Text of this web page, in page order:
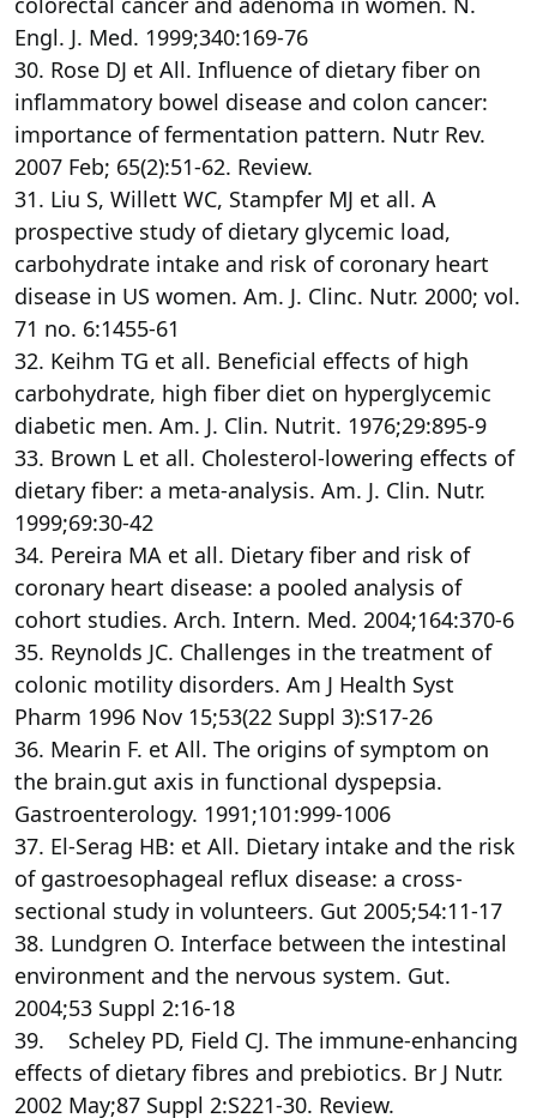
Engl. J. Med. 1999;340:169-76
30. Rose DJ et All. Influence of dietary fiber on
inflammatory bowel disease and colon cancer:
importance of fermentation pattern. Nutr Rev.
2007 Feb; 65(2):51-62. Review.
31. Liu S, Willett WC, Stampfer MJ et all. A
prospective study of dietary glycemic load,
carbohydrate intake and risk of coronary heart
disease in US women. Am. J. Clinc. Nutr. 2000; vol.
71 no. 6:1455-61
32. Keihm TG et all. Beneficial effects of high
carbohydrate, high fiber diet on hyperglycemic
diabetic men. Am. J. Clin. Nutrit. 1976;29:895-9
33. Brown L et all. Cholesterol-lowering effects of
dietary fiber: a meta-analysis. Am. J. Clin. Nutr.
1999;69:30-42
34. Pereira MA et all. Dietary fiber and risk of
coronary heart disease: a pooled analysis of
cohort studies. Arch. Intern. Med. 2004;164:370-6
35. Reynolds JC. Challenges in the treatment of
colonic motility disorders. Am J Health Syst
Pharm 1996 Nov 15;53(22 Suppl 3):S17-26
36. Mearin F. et All. The origins of symptom on
the brain.gut axis in functional dyspepsia.
Gastroenterology. 1991;101:999-1006
37. El-Serag HB: et All. Dietary intake and the risk
of gastroesophageal reflux disease: a cross-
sectional study in volunteers. Gut 2005;54:11-17
38. Lundgren O. Interface between the intestinal
environment and the nervous system. Gut.
2004;53 Suppl 2:16-18
39. Scheley PD, Field CJ. The immune-enhancing
effects of dietary fibres and prebiotics. Br J Nutr.
2002 May;87 Suppl 2:S221-30. Review.